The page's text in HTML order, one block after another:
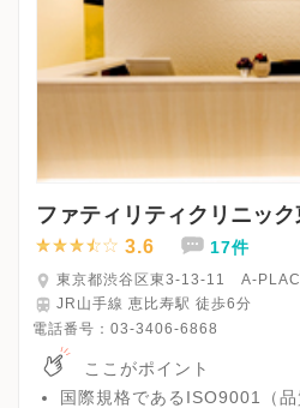
ファティリティクリニッ
3.6 17件
東京都渋谷区東3-13-11 A-
JR山手線 恵比寿駅 徒歩6分
電話番号： 03-3406-6868
ここがポイント
国際規格であるISO9001（